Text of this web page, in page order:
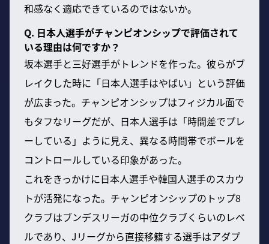
和感なく適応できているのではないか。
Q. 日本人選手がチャンピオンシップで評価されて
いる理由は何ですか？
坂本選手と三好選手がトレンドを作った。彼らがブ
レイクした時に「日本人選手はやばい」という評価
が広まった。チャンピオンシップはフィジカル面で
もタフなリーグだが、日本人選手は「時間差でプレ
ーしている」ように見え、異なる時間帯でボールを
コントロールしている印象があった。
これをきっかけに日本人選手や韓国人選手のスカウ
トが活発になった。チャンピオンシップのトップ8
クラブはブンデスリーガの中位クラブくらいのレベ
ルであり、Jリーグから直接移籍する選手はアダプ